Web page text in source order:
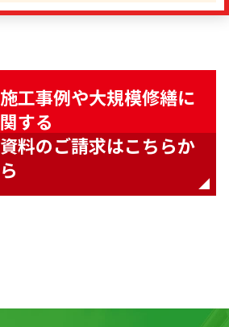
施工事例や大規模修繕に
関する
資料のご請求はこちらか
ら